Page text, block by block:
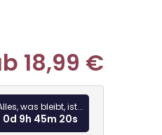
18,99 €
was bleibt, ist...
0d 9h 45m 19s